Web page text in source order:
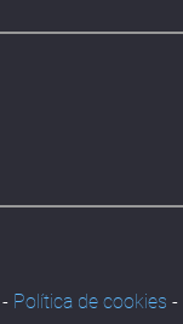
- Política de cookies -